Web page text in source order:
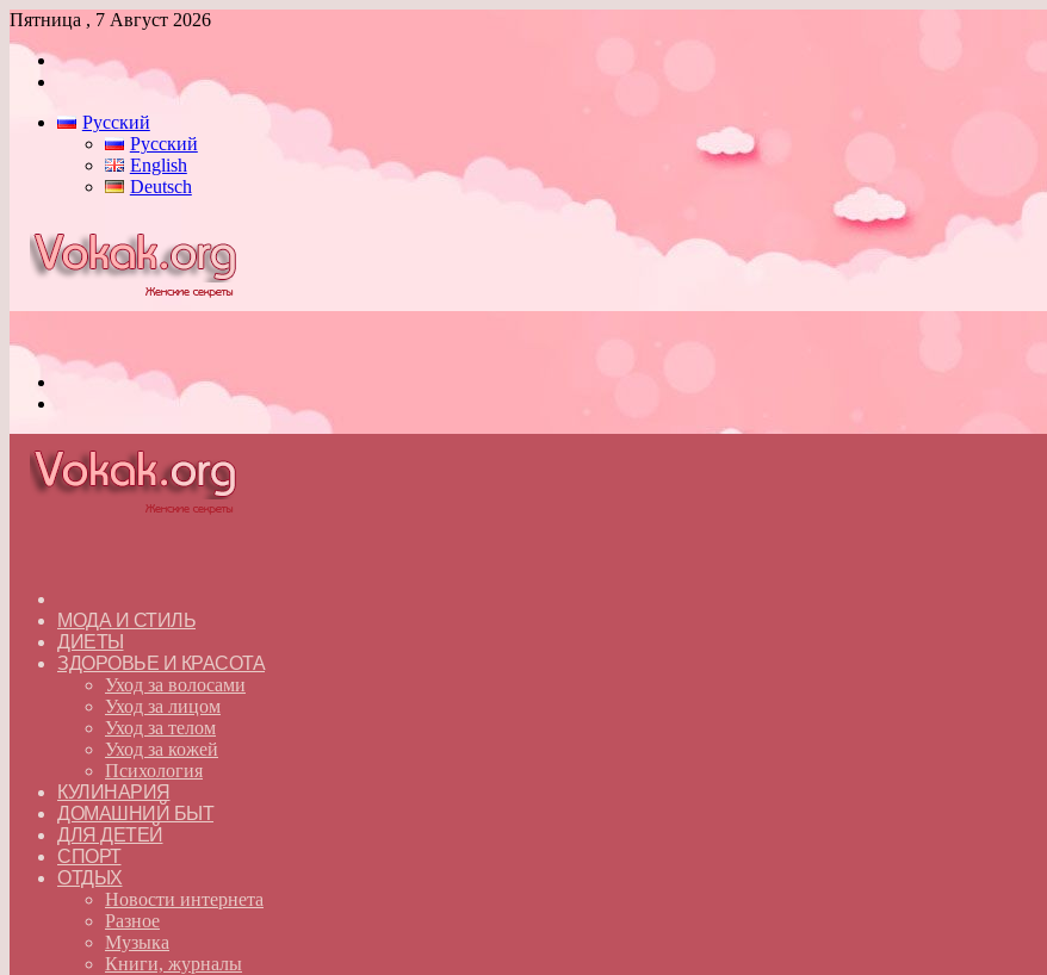
Пятница , 7 Август 2026
Войти
Русский
Русский
English
Deutsch
МОДА И СТИЛЬ
ДИЕТЫ
ЗДОРОВЬЕ И КРАСОТА
Уход за волосами
Уход за лицом
Уход за телом
Уход за кожей
Психология
КУЛИНАРИЯ
ДОМАШНИЙ БЫТ
ДЛЯ ДЕТЕЙ
СПОРТ
ОТДЫХ
Новости интернета
Разное
Музыка
Книги, журналы